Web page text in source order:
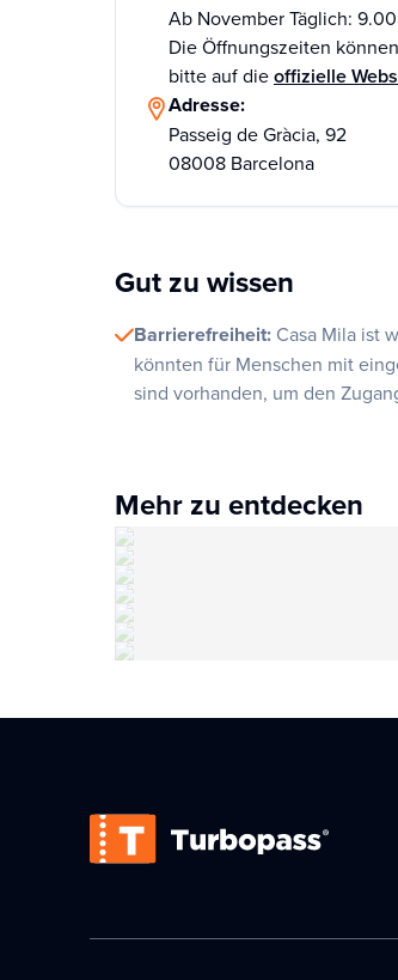
Ab November Täglich:
Die Öffnungszeiten
bitte auf dieoffizielle
Adresse:
Passeig de Gràcia, 92
08008 Barcelona
Gut zu wissen
Barrierefreiheit: Casa Mila ist
könnten für Menschen mit
sind vorhanden, um den
Mehr zu entdecken